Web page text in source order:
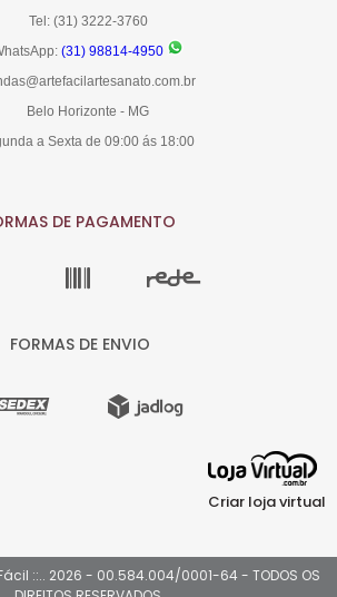
Tel: (31) 3222-3760
(31) 98814-4950
Belo Horizonte - MG
a Sexta de 09:00 ás 18:00
DE PAGAMENTO
FORMAS DE ENVIO
Criar loja virtual
Fácil ::.. 2026 - 00.584.004/0001-64 - TODOS OS